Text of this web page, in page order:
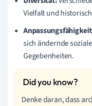
Vielfalt und
sich ändernde
Gegebenheiten.
Denke daran, dass